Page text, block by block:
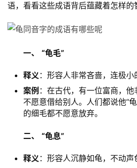
语，看看这些成语背后蕴藏着怎样的
一、 “龟毛”
释义 ：形容人非常吝啬，连极小
案例 ：在古代，有一位富商，
不愿意借给别人。人们都说他“
的细毛都不愿意放弃。
二、 “龟息”
释义 ：形容人沉静如龟，不动声